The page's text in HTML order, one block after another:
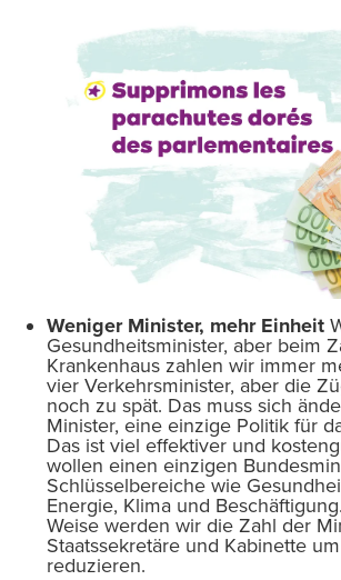
Weniger Minister, mehr Einheit
Gesundheitsminister, aber beim
Krankenhaus zahlen wir immer
vier Verkehrsminister, aber die
noch zu spät. Das muss sich
Minister, eine einzige Politik für
Das ist viel effektiver und
wollen einen einzigen
Schlüsselbereiche wie
Energie, Klima und
Weise werden wir die Zahl der
Staatssekretäre und Kabinette
reduzieren.